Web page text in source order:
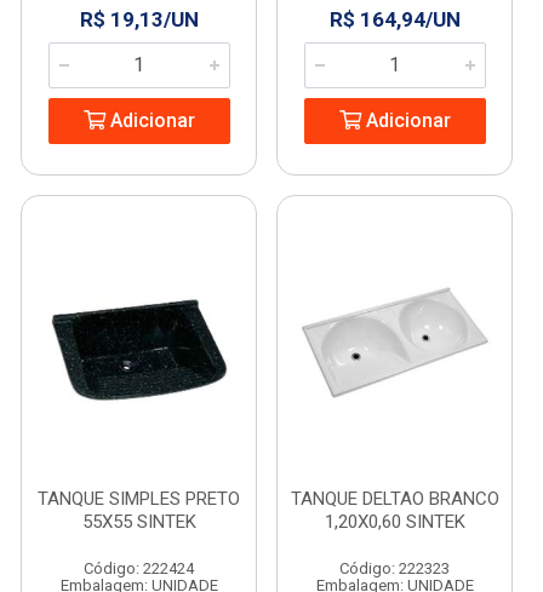
R$ 19,13/UN
Adicionar
R$ 164,94/UN
Adicionar
TANQUE SIMPLES PRETO
55X55 SINTEK
Código: 222424
Embalagem: UNIDADE
TANQUE DELTAO BRANCO
1,20X0,60 SINTEK
Código: 222323
Embalagem: UNIDADE